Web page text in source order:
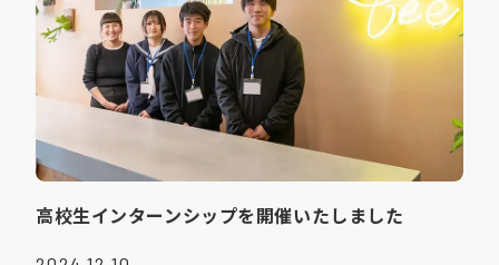
高校生インターンシップを開催いたしました